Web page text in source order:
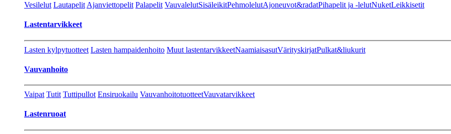
Vesilelut Lautapelit Ajanviettopelit Palapelit VauvalelutSisäleikitPehmolelutAjoneuvot&radatPihapelit ja -lelutNuketLeikkisetit
Lastentarvikkeet
Lasten kylpytuotteet Lasten hampaidenhoito Muut lastentarvikkeetNaamiaisasutVärityskirjatPulkat&liukurit
Vauvanhoito
Vaipat Tutit Tuttipullot Ensiruokailu VauvanhoitotuotteetVauvatarvikkeet
Lastenruoat